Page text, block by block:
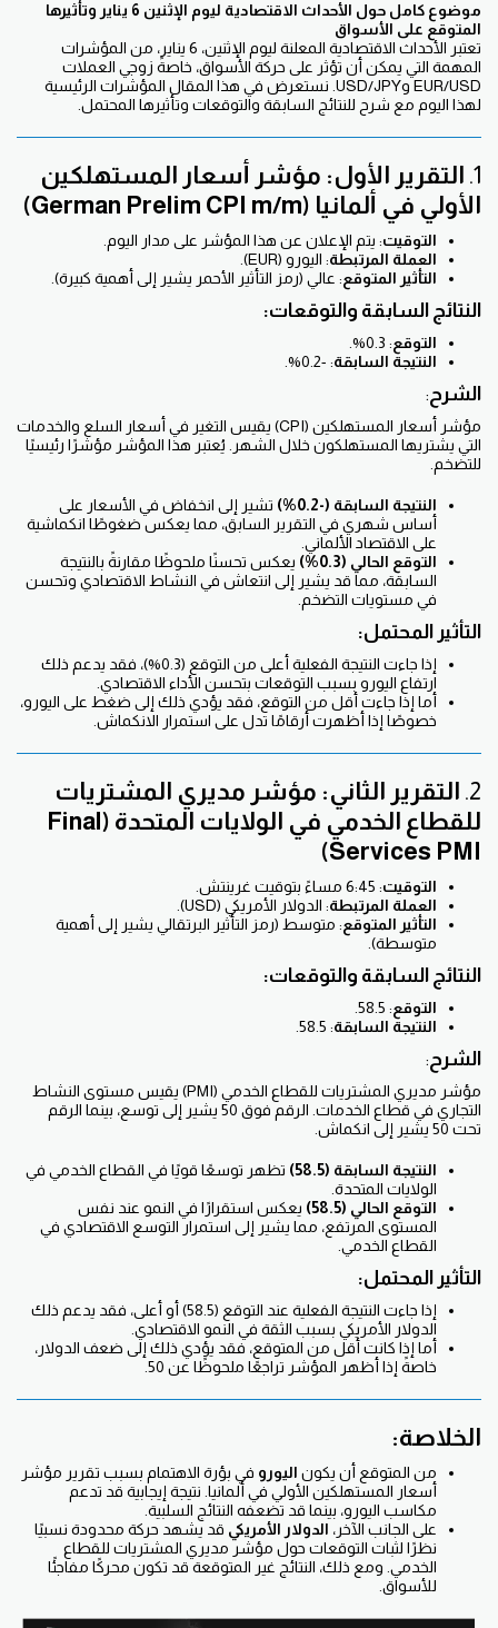
موضوع كامل حول الأحداث الاقتصادية ليوم الإثنين 6 يناير وتأثيرها
المتوقع على الأسواق
تعتبر الأحداث الاقتصادية المعلنة ليوم الإثنين، 6 يناير، من المؤشرات
المهمة التي يمكن أن تؤثر على حركة الأسواق، خاصةً زوجي العملات
EUR/USD وUSD/JPY. نستعرض في هذا المقال المؤشرات الرئيسية
لهذا اليوم مع شرح للنتائج السابقة والتوقعات وتأثيرها المحتمل.
1. التقرير الأول: مؤشر أسعار المستهلكين
الأولي في ألمانيا (German Prelim CPI m/m)
التوقيت: يتم الإعلان عن هذا المؤشر على مدار اليوم.
العملة المرتبطة: اليورو (EUR).
التأثير المتوقع: عالي (رمز التأثير الأحمر يشير إلى أهمية كبيرة).
النتائج السابقة والتوقعات:
التوقع: 0.3%.
النتيجة السابقة: -0.2%.
الشرح:
مؤشر أسعار المستهلكين (CPI) يقيس التغير في أسعار السلع والخدمات
التي يشتريها المستهلكون خلال الشهر. يُعتبر هذا المؤشر مؤشرًا رئيسيًا
للتضخم.
النتيجة السابقة (-0.2%)
تشير إلى انخفاض في الأسعار على
أساس شهري في التقرير السابق، مما يعكس ضغوطًا انكماشية
على الاقتصاد الألماني.
التوقع الحالي (0.3%)
يعكس تحسنًا ملحوظًا مقارنةً بالنتيجة
السابقة، مما قد يشير إلى انتعاش في النشاط الاقتصادي وتحسن
في مستويات التضخم.
التأثير المحتمل:
إذا جاءت النتيجة الفعلية أعلى من التوقع (0.3%)، فقد يدعم ذلك
ارتفاع اليورو بسبب التوقعات بتحسن الأداء الاقتصادي.
أما إذا جاءت أقل من التوقع، فقد يؤدي ذلك إلى ضغط على اليورو،
خصوصًا إذا أظهرت أرقامًا تدل على استمرار الانكماش.
2. التقرير الثاني: مؤشر مديري المشتريات
للقطاع الخدمي في الولايات المتحدة (Final
Services PMI)
التوقيت: 6:45 مساءً بتوقيت غرينتش.
العملة المرتبطة: الدولار الأمريكي (USD).
التأثير المتوقع: متوسط (رمز التأثير البرتقالي يشير إلى أهمية
متوسطة).
النتائج السابقة والتوقعات:
التوقع: 58.5.
النتيجة السابقة: 58.5.
الشرح:
مؤشر مديري المشتريات للقطاع الخدمي (PMI) يقيس مستوى النشاط
التجاري في قطاع الخدمات. الرقم فوق 50 يشير إلى توسع، بينما الرقم
تحت 50 يشير إلى انكماش.
النتيجة السابقة (58.5)
تظهر توسعًا قويًا في القطاع الخدمي في
الولايات المتحدة.
التوقع الحالي (58.5)
يعكس استقرارًا في النمو عند نفس
المستوى المرتفع، مما يشير إلى استمرار التوسع الاقتصادي في
القطاع الخدمي.
التأثير المحتمل:
إذا جاءت النتيجة الفعلية عند التوقع (58.5) أو أعلى، فقد يدعم ذلك
الدولار الأمريكي بسبب الثقة في النمو الاقتصادي.
أما إذا كانت أقل من المتوقع، فقد يؤدي ذلك إلى ضعف الدولار،
خاصةً إذا أظهر المؤشر تراجعًا ملحوظًا عن 50.
الخلاصة:
من المتوقع أن يكون اليورو في بؤرة الاهتمام بسبب تقرير مؤشر
أسعار المستهلكين الأولي في ألمانيا. نتيجة إيجابية قد تدعم
مكاسب اليورو، بينما قد تضعفه النتائج السلبية.
على الجانب الآخر، الدولار الأمريكي قد يشهد حركة محدودة نسبيًا
نظرًا لثبات التوقعات حول مؤشر مديري المشتريات للقطاع
الخدمي. ومع ذلك، النتائج غير المتوقعة قد تكون محركًا مفاجئًا
للأسواق.